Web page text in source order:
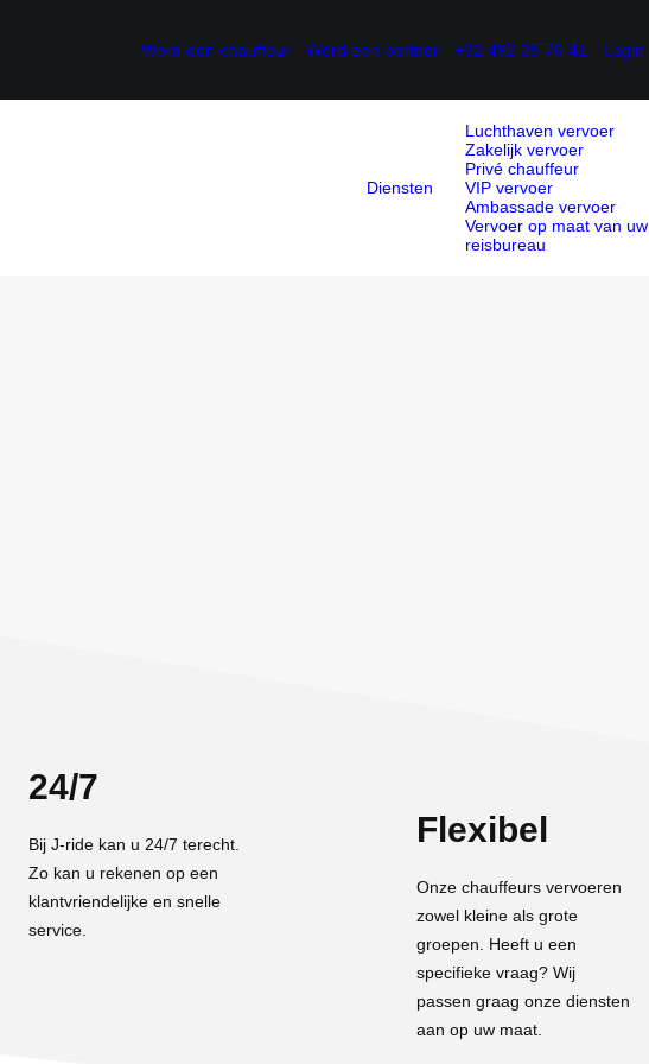
Word een chauffeur Word een partner +32 492 35 70 41 Login
Diensten
Luchthaven vervoer
Zakelijk vervoer
Privé chauffeur
VIP vervoer
Ambassade vervoer
Vervoer op maat van uw
reisbureau
24/7
Bij J-ride kan u 24/7 terecht.
Zo kan u rekenen op een
klantvriendelijke en snelle
service.
Flexibel
Onze chauffeurs vervoeren
zowel kleine als grote
groepen. Heeft u een
specifieke vraag? Wij
passen graag onze diensten
aan op uw maat.